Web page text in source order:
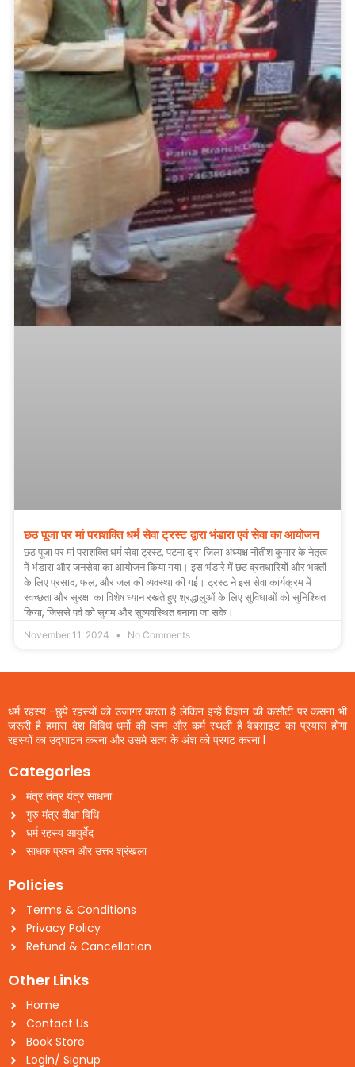
छठ पूजा पर मां पराशक्ति धर्म सेवा ट्रस्ट द्वारा भंडारा एवं सेवा का आयोजन
छठ पूजा पर मां पराशक्ति धर्म सेवा ट्रस्ट, पटना द्वारा जिला अध्यक्ष नीतीश कुमार के नेतृत्व
में भंडारा और जनसेवा का आयोजन किया गया। इस भंडारे में छठ व्रतधारियों और भक्तों
के लिए प्रसाद, फल, और जल की व्यवस्था की गई। ट्रस्ट ने इस सेवा कार्यक्रम में
स्वच्छता और सुरक्षा का विशेष ध्यान रखते हुए श्रद्धालुओं के लिए सुविधाओं को सुनिश्चित
किया, जिससे पर्व को सुगम और सुव्यवस्थित बनाया जा सके।
November 11, 2024 No Comments
धर्म रहस्य -छुपे रहस्यों को उजागर करता है लेकिन इन्हें विज्ञान की कसौटी पर कसना भी
जरूरी है हमारा देश विविध धर्मो की जन्म और कर्म स्थली है वैबसाइट का प्रयास होगा
रहस्यों का उद्घाटन करना और उसमे सत्य के अंश को प्रगट करना l
Categories
मंत्र तंत्र यंत्र साधना
गुरु मंत्र दीक्षा विधि
धर्म रहस्य आयुर्वेद
साधक प्रश्न और उत्तर श्रंखला
Policies
Terms & Conditions
Privacy Policy
Refund & Cancellation
Other Links
Home
Contact Us
Book Store
Login/ Signup